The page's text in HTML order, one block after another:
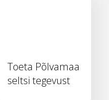
Toeta Põlvamaa
seltsi tegevust